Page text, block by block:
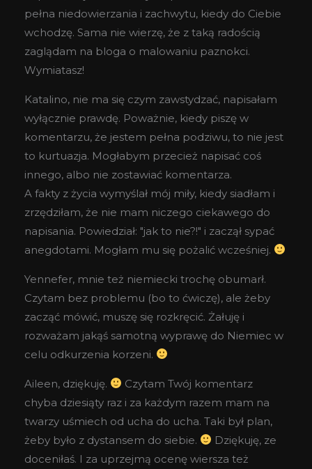
pełna niedowierzania i zachwytu, kiedy do Ciebie
wchodzę. Sama nie wierzę, że z taką radością
zaglądam na bloga o malowaniu paznokci.
Wymiatasz!
Katalino, nie ma się czym zawstydzać, napisałam
wyłącznie prawdę. Poważnie, kiedy piszę w
komentarzu, że jestem pełna podziwu, to nie jest
to kurtuazja. Mogłabym przecież napisać coś
innego, albo nie zostawiać komentarza.
A fakty z życia wymyślał mój miły, kiedy siadłam i
zrzędziłam, że nie mam niczego ciekawego do
napisania. Powiedział: "jak to nie?!" i zaczął sypać
anegdotami. Mogłam mu się pożalić wcześniej.
Yennefer, mnie też niemiecki trochę obumarł.
Czytam bez problemu (bo to ćwiczę), ale żeby
zacząć mówić, muszę się rozkręcić. Żałuję i
rozważam jakąś samotną wyprawę do Niemiec w
celu odkurzenia korzeni.
Aileen, dziękuję.
Czytam Twój komentarz
chyba dziesiąty raz i za każdym razem mam na
twarzy uśmiech od ucha do ucha. Taki był plan,
żeby było z dystansem do siebie.
Dziękuję, ze
doceniłaś. I za uprzejmą ocenę wiersza też